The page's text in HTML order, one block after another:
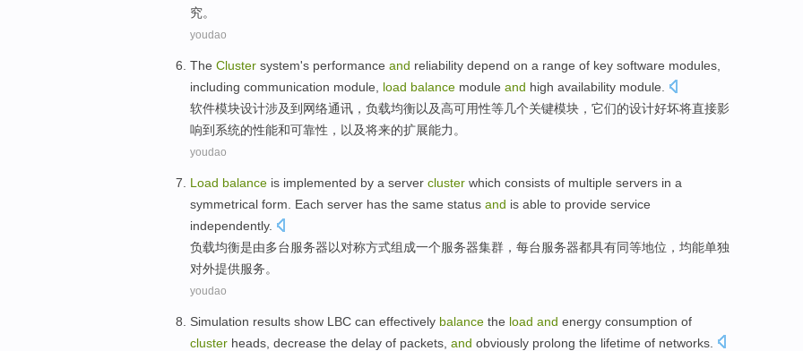
究。
youdao
The Cluster system's performance and reliability depend on a range of key software modules
including communication module load balance module and high availability module.
软件模块设计涉及到网络通讯 ， 负载均衡以及高可用性等几个关键模块 ，它们的设计好坏将直接影
响到 系统的性能和可靠性 ，以及将来的扩展能力。
youdao
Load balance is implemented by a server cluster which consists of multiple servers in a
symmetrical form Each server has the same status and is able to provide service
independently.
负载均衡是由多台服务器以对称方式组成一个服务器集群 ， 每台服务器都具有同等地位 ，均能单独
对外提供服务。
youdao
Simulation results show LBC can effectively balance the load and energy consumption of
cluster heads decrease the delay of packets, and obviously prolong the lifetime of networks